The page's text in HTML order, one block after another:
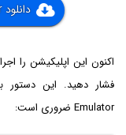
دانلود Terminal Emulator از گوگل پلی
اکنون این اپلیکیشن را
Emulator ضروری است: